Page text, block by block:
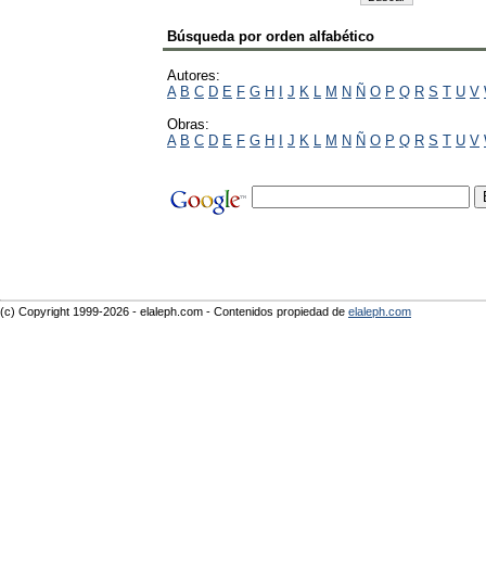
Búsqueda por orden alfabético
Autores:
A B C D E F G H I J K L M N Ñ O P Q R S T U V
Obras:
A B C D E F G H I J K L M N Ñ O P Q R S T U V
(c) Copyright 1999-2026 - elaleph.com - Contenidos propiedad de elaleph.com